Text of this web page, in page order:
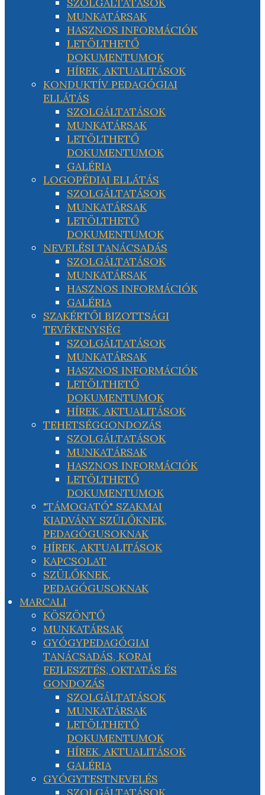
MUNKATÁRSAK
HASZNOS INFORMÁCIÓK
LETÖLTHETŐ
DOKUMENTUMOK
HÍREK, AKTUALITÁSOK
KONDUKTÍV PEDAGÓGIAI
ELLÁTÁS
SZOLGÁLTATÁSOK
MUNKATÁRSAK
LETÖLTHETŐ
DOKUMENTUMOK
GALÉRIA
LOGOPÉDIAI ELLÁTÁS
SZOLGÁLTATÁSOK
MUNKATÁRSAK
LETÖLTHETŐ
DOKUMENTUMOK
NEVELÉSI TANÁCSADÁS
SZOLGÁLTATÁSOK
MUNKATÁRSAK
HASZNOS INFORMÁCIÓK
GALÉRIA
SZAKÉRTŐI BIZOTTSÁGI
TEVÉKENYSÉG
SZOLGÁLTATÁSOK
MUNKATÁRSAK
HASZNOS INFORMÁCIÓK
LETÖLTHETŐ
DOKUMENTUMOK
HÍREK, AKTUALITÁSOK
TEHETSÉGGONDOZÁS
SZOLGÁLTATÁSOK
MUNKATÁRSAK
HASZNOS INFORMÁCIÓK
LETÖLTHETŐ
DOKUMENTUMOK
"TÁMOGATÓ" SZAKMAI
KIADVÁNY SZÜLŐKNEK,
PEDAGÓGUSOKNAK
HÍREK, AKTUALITÁSOK
KAPCSOLAT
SZÜLŐKNEK,
PEDAGÓGUSOKNAK
MARCALI
KÖSZÖNTŐ
MUNKATÁRSAK
GYÓGYPEDAGÓGIAI
TANÁCSADÁS, KORAI
FEJLESZTÉS, OKTATÁS ÉS
GONDOZÁS
SZOLGÁLTATÁSOK
MUNKATÁRSAK
LETÖLTHETŐ
DOKUMENTUMOK
HÍREK, AKTUALITÁSOK
GALÉRIA
GYÓGYTESTNEVELÉS
SZOLGÁLTATÁSOK